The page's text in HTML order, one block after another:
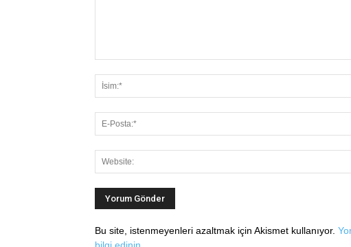
Bu site, istenmeyenleri azaltmak için Akismet kullanıyor.